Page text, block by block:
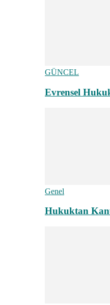
GÜNCEL
Evrensel
Genel
Hukuktan